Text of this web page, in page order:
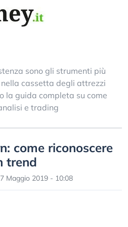
sono gli strumenti più
cassetta degli attrezzi
la guida completa su come
e trading
come riconoscere
trend
7 Maggio 2019 - 10:08